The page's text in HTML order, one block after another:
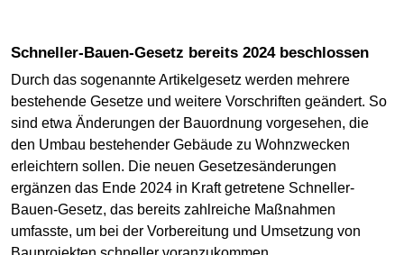
Schneller-Bauen-Gesetz bereits 2024 beschlossen
Durch das sogenannte Artikelgesetz werden mehrere
bestehende Gesetze und weitere Vorschriften geändert. So
sind etwa Änderungen der Bauordnung vorgesehen, die
den Umbau bestehender Gebäude zu Wohnzwecken
erleichtern sollen. Die neuen Gesetzesänderungen
ergänzen das Ende 2024 in Kraft getretene Schneller-
Bauen-Gesetz, das bereits zahlreiche Maßnahmen
umfasste, um bei der Vorbereitung und Umsetzung von